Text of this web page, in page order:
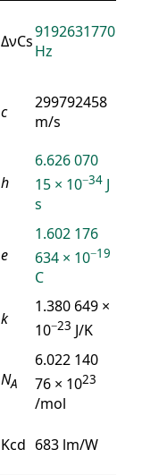
ΔνCs9192631770
Hz
c
299792458
m/s
h
6.626 070
15 × 10−34 J
s
e
1.602 176
634 × 10−19
C
k
1.380 649 ×
10−23 J/K
NA
6.022 140
76 × 1023
/mol
Kcd 683 lm/W